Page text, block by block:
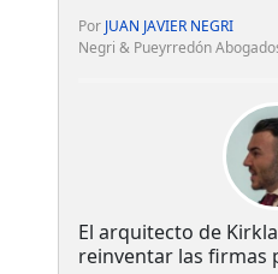
Por JUAN JAVIER NEGRI
Negri & Pueyrredón
El arquitecto de
reinventar las firmas